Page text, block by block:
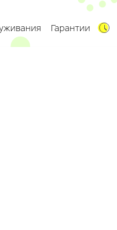
Гарантии